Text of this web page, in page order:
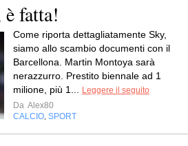
fatta!
Come riporta dettagliatamente Sky,
siamo allo scambio documenti con il
Barcellona. Martin Montoya sarà
nerazzurro. Prestito biennale ad 1
milione, più 1...
Leggere il seguito
Da Alex80
CALCIO SPORT